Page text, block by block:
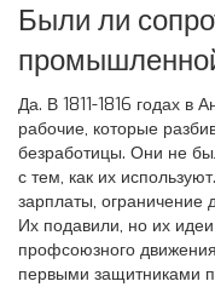
Были ли
Да. В 1811-1816 годах в
рабочие, которые
безработицы. Они не
с тем, как их
зарплаты, ограничение
Их подавили, но их
профсоюзного
первыми защитниками